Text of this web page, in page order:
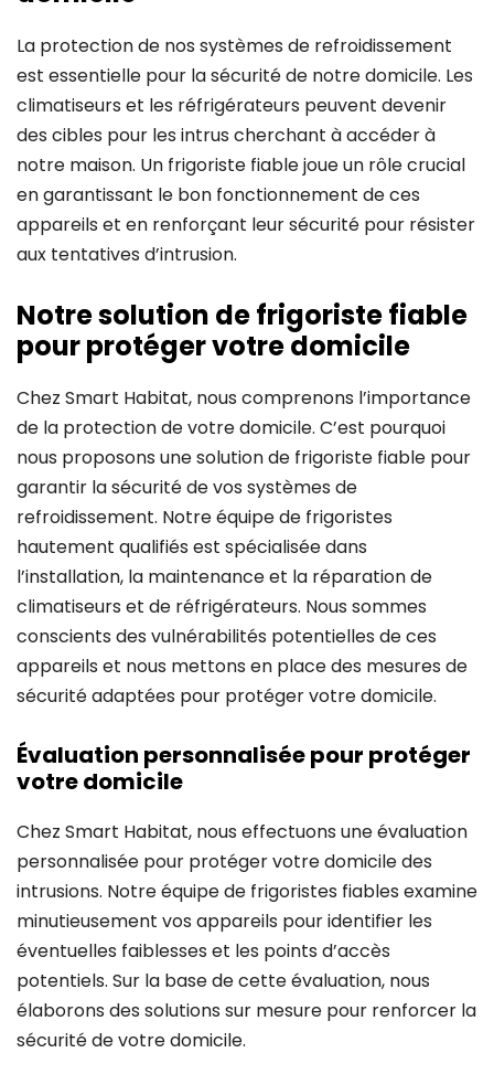
La protection de nos systèmes de refroidissement
est essentielle pour la sécurité de notre domicile. Les
climatiseurs et les réfrigérateurs peuvent devenir
des cibles pour les intrus cherchant à accéder à
notre maison. Un frigoriste fiable joue un rôle crucial
en garantissant le bon fonctionnement de ces
appareils et en renforçant leur sécurité pour résister
aux tentatives d’intrusion.
Notre solution de frigoriste fiable
pour protéger votre domicile
Chez Smart Habitat, nous comprenons l’importance
de la protection de votre domicile. C’est pourquoi
nous proposons une solution de frigoriste fiable pour
garantir la sécurité de vos systèmes de
refroidissement. Notre équipe de frigoristes
hautement qualifiés est spécialisée dans
l’installation, la maintenance et la réparation de
climatiseurs et de réfrigérateurs. Nous sommes
conscients des vulnérabilités potentielles de ces
appareils et nous mettons en place des mesures de
sécurité adaptées pour protéger votre domicile.
Évaluation personnalisée pour protéger
votre domicile
Chez Smart Habitat, nous effectuons une évaluation
personnalisée pour protéger votre domicile des
intrusions. Notre équipe de frigoristes fiables examine
minutieusement vos appareils pour identifier les
éventuelles faiblesses et les points d’accès
potentiels. Sur la base de cette évaluation, nous
élaborons des solutions sur mesure pour renforcer la
sécurité de votre domicile.